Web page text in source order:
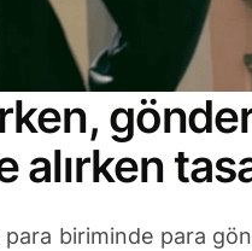
alırken
biriminde para